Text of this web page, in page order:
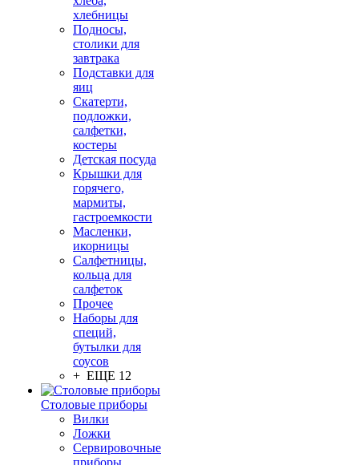
хлебницы
Подносы,
столики для
завтрака
Подставки для
яиц
Скатерти,
подложки,
салфетки,
костеры
Детская посуда
Крышки для
горячего,
мармиты,
гастроемкости
Масленки,
икорницы
Салфетницы,
кольца для
салфеток
Прочее
Наборы для
специй,
бутылки для
соусов
+ ЕЩЕ 12
Столовые приборы
Вилки
Ложки
Сервировочные
приборы